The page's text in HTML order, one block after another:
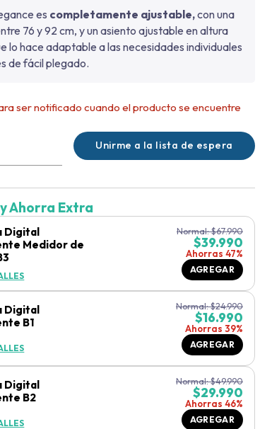
es completamente ajustable,con una
76 y 92 cm, y un asiento ajustable en altura
lo hace adaptable a las necesidades individuales
de fácil plegado.
ser notificado cuando el producto se encuentre
Unirme a la lista de espera
Ahorra Extra
Digital
Medidor de
Normal:$67.990
$39.990
Ahorras 47%
AGREGAR
Digital
B1
Normal:$24.990
$16.990
Ahorras 39%
AGREGAR
Digital
B2
Normal:$49.990
$29.990
Ahorras 46%
AGREGAR